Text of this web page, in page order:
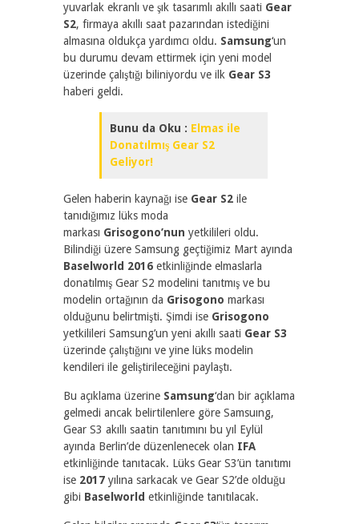
yuvarlak ekranlı ve şık tasarımlı akıllı saati Gear
S2, firmaya akıllı saat pazarından istediğini
almasına oldukça yardımcı oldu. Samsung‘un
bu durumu devam ettirmek için yeni model
üzerinde çalıştığı biliniyordu ve ilk Gear S3
haberi geldi.
Bunu da Oku : Elmas ile
Donatılmış Gear S2
Geliyor!
Gelen haberin kaynağı ise Gear S2 ile
tanıdığımız lüks moda
markası Grisogono’nun yetkilileri oldu.
Bilindiği üzere Samsung geçtiğimiz Mart ayında
Baselworld 2016 etkinliğinde elmaslarla
donatılmış Gear S2 modelini tanıtmış ve bu
modelin ortağının da Grisogono markası
olduğunu belirtmişti. Şimdi ise Grisogono
yetkilileri Samsung’un yeni akıllı saati Gear S3
üzerinde çalıştığını ve yine lüks modelin
kendileri ile geliştirileceğini paylaştı.
Bu açıklama üzerine Samsung‘dan bir açıklama
gelmedi ancak belirtilenlere göre Samsuıng,
Gear S3 akıllı saatin tanıtımını bu yıl Eylül
ayında Berlin’de düzenlenecek olan IFA
etkinliğinde tanıtacak. Lüks Gear S3’ün tanıtımı
ise 2017 yılına sarkacak ve Gear S2’de olduğu
gibi Baselworld etkinliğinde tanıtılacak.